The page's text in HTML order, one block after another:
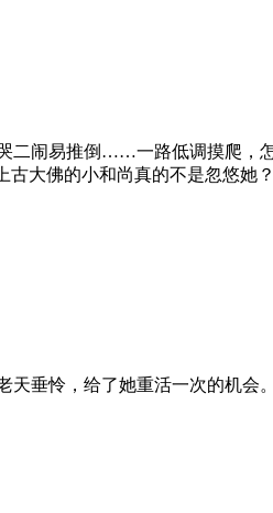
二闹易推倒……一路低调摸爬
古大佛的小和尚真的不是忽
垂怜，给了她重活一次的机